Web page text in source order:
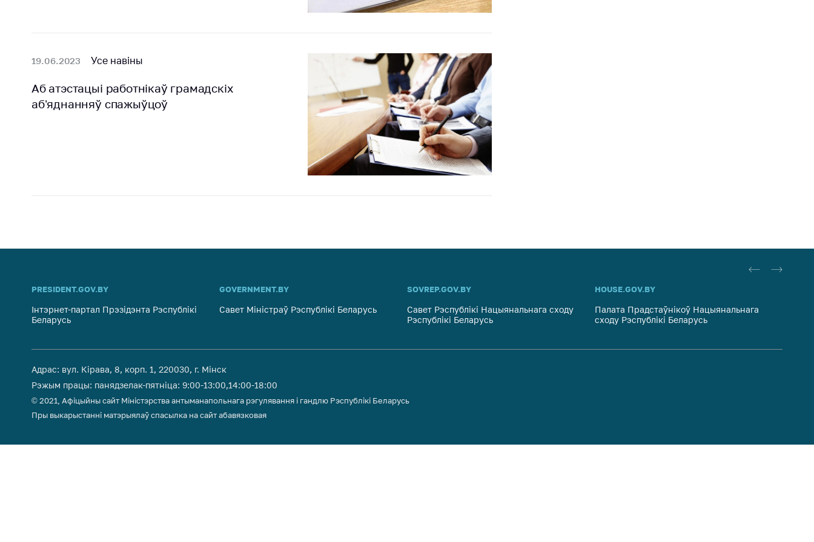
19.06.2023 Усе навіны
Аб атэстацыi работнiкаў грамадскiх
аб’яднанняў спажыўцоў
PRESIDENT.GOV.BY
Інтэрнет-партал Прэзідэнта Рэспублікі
Беларусь
GOVERNMENT.BY
Савет Міністраў Рэспублікі Беларусь
SOVREP.GOV.BY
Савет Рэспублікі Нацыянальнага сходу
Рэспублікі Беларусь
HOUSE.GOV.BY
Палата Прадстаўнікоў Нацыянальнага
сходу Рэспублікі Беларусь
Адрас: вул. Кірава, 8, корп. 1, 220030, г. Мінск
Рэжым працы: панядзелак-пятніца: 9:00-13:00,14:00-18:00
© 2021, Афіцыйны сайт Міністэрства антыманапольнага рэгулявання і гандлю Рэспублікі Беларусь
Пры выкарыстанні матэрыялаў спасылка на сайт абавязковая